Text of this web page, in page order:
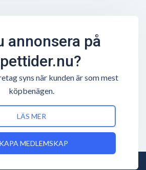
annonsera på
syns när kunden är som mest
köpbenägen.
LÄS MER
MEDLEMSKAP